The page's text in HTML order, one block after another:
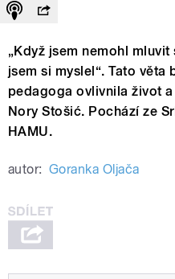
„Když jsem nemohl
jsem si myslel“. Tato
pedagoga ovlivnila život
Nory Stošić. Pochází ze
HAMU.
autor: Goranka Oljača